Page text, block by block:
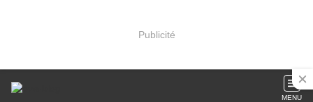
Publicité
MENU